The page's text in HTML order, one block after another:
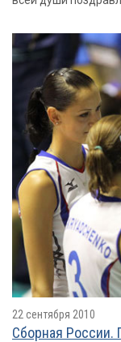
22 сентября 2010
Сборная России.